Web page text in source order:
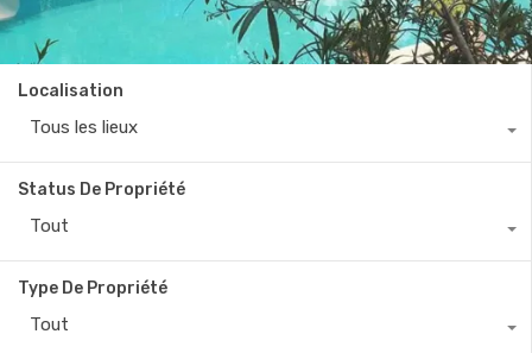
Localisation
Tous les lieux
Status De Propriété
Tout
Type De Propriété
Tout